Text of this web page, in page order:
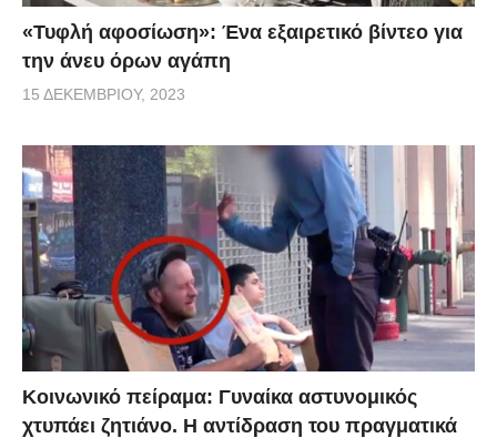
«Τυφλή αφοσίωση»: Ένα εξαιρετικό βίντεο για
την άνευ όρων αγάπη
15 ΔΕΚΕΜΒΡΊΟΥ, 2023
Κοινωνικό πείραμα: Γυναίκα αστυνομικός
χτυπάει ζητιάνο. Η αντίδραση του πραγματικά